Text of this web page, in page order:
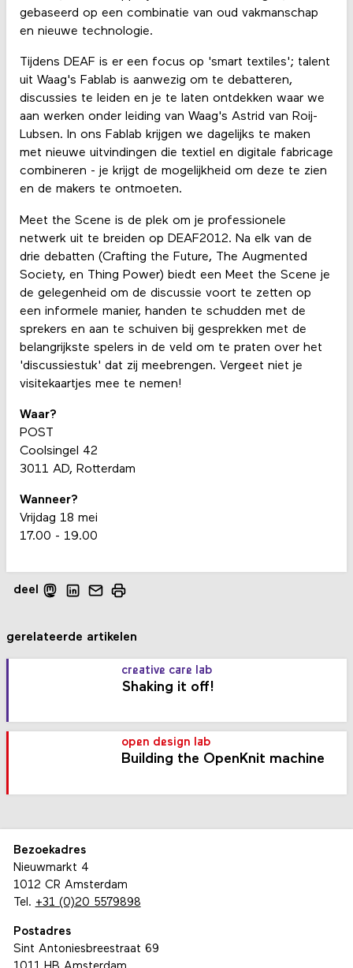
gebaseerd op een combinatie van oud vakmanschap
en nieuwe technologie.
Tijdens DEAF is er een focus op 'smart textiles'; talent
uit Waag's Fablab is aanwezig om te debatteren,
discussies te leiden en je te laten ontdekken waar we
aan werken onder leiding van Waag's Astrid van Roij-
Lubsen. In ons Fablab krijgen we dagelijks te maken
met nieuwe uitvindingen die textiel en digitale fabricage
combineren - je krijgt de mogelijkheid om deze te zien
en de makers te ontmoeten.
Meet the Scene is de plek om je professionele
netwerk uit te breiden op DEAF2012. Na elk van de
drie debatten (Crafting the Future, The Augmented
Society, en Thing Power) biedt een Meet the Scene je
de gelegenheid om de discussie voort te zetten op
een informele manier, handen te schudden met de
sprekers en aan te schuiven bij gesprekken met de
belangrijkste spelers in de veld om te praten over het
'discussiestuk' dat zij meebrengen. Vergeet niet je
visitekaartjes mee te nemen!
Waar?
POST
Coolsingel 42
3011 AD, Rotterdam
Wanneer?
Vrijdag 18 mei
17.00 - 19.00
deel
gerelateerde artikelen
creative care lab
Shaking it off!
open design lab
Building the OpenKnit machine
Bezoekadres
Nieuwmarkt 4
1012 CR Amsterdam
Tel. +31 (0)20 5579898
Postadres
Sint Antoniesbreestraat 69